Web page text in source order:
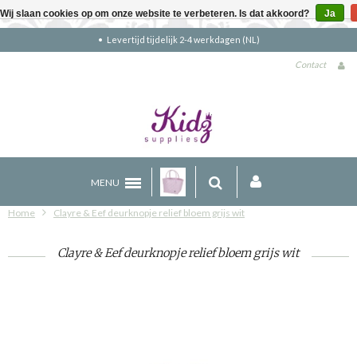
Gratis verzending boven €90 (NL)
Contact
MENU
Home Clayre & Eef deurknopje relief bloem grijs wit
Clayre & Eef deurknopje relief bloem grijs wit
Wij slaan cookies op om onze website te verbeteren. Is dat akkoord? Ja